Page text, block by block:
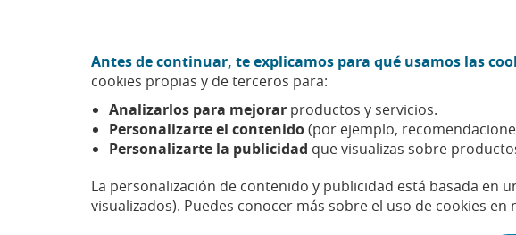
Antes de continuar, te explicamos para qué usamos las
cookies propias y de terceros para:
Analizarlos para mejorar productos y servicios.
Personalizarte el contenido(por ejemplo,
Personalizarte la publicidad que visualizas sobre
La personalización de contenido y publicidad está basada
visualizados). Puedes conocer más sobre el uso de cookies en
Sobre nosotros
Esfera Aprender Salud financiera Las fresas son para la primavera: qué
30 MARZO 2026